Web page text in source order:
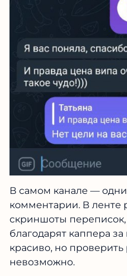
В самом канале —
комментарии. В ленте
скриншоты переписок,
благодарят каппера
красиво, но проверить
невозможно.